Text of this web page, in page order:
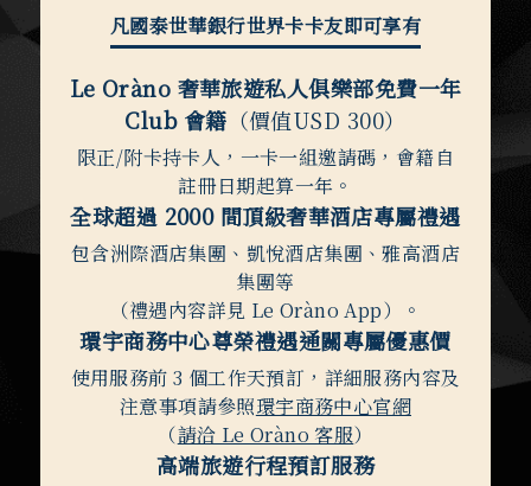
凡國泰世華銀行世界卡卡友即可享有
Le Oràno 奢華旅遊私人俱樂部免費一年
Club 會籍 （價值USD 300）
限正/附卡持卡人，一卡一組邀請碼，會籍自
註冊日期起算一年。
全球超過 2000 間頂級奢華酒店專屬禮遇
包含洲際酒店集團、凱悅酒店集團、雅高酒店
集團等
（禮遇內容詳見 Le Oràno App）。
環宇商務中心尊榮禮遇通關專屬優惠價
使用服務前 3 個工作天預訂，詳細服務內容及
注意事項請參照環宇商務中心官網
（請洽 Le Oràno 客服）
高端旅遊行程預訂服務